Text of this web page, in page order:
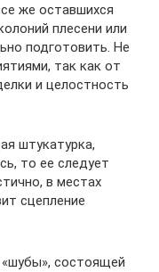
же оставшихся
плесени или
подготовить. Не
так как от
и целостность
штукатурка,
то ее следует
в местах
сцепление
состоящей